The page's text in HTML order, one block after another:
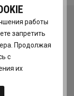
работы
запретить
Продолжая
с
их